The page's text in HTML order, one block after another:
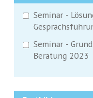
Seminar -
Seminar -
Beratung 2023